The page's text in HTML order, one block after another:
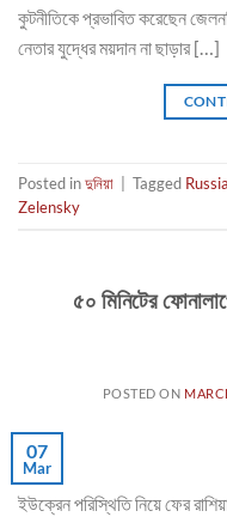
কুটনীতিকে প্রভাবিত করেছেন
নেতার যুদ্ধের ময়দান না ছাড়ার […]
Posted inদুনিয়া Tagged
Zelensky
৫০ মিনিটের
POSTED ON
07
Mar
ইউক্রেন পরিস্থিতি নিয়ে ফের